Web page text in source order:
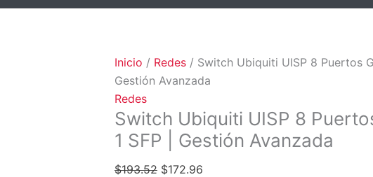
Inicio / Redes / Switch Ubiquiti UISP 8 Puertos
Gestión Avanzada
Redes
Switch Ubiquiti UISP 8
1 SFP | Gestión Avanzada
$193.52 $172.96